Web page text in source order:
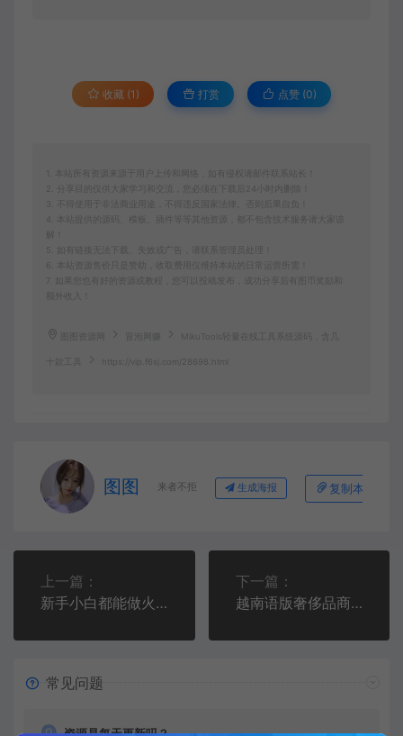
收藏 (1) 打赏 点赞 (0)
1. 本站所有资源来源于用户上传和网络，如有侵权请邮件联系站长！
2. 分享目的仅供大家学习和交流，您必须在下载后24小时内删除！
3. 不得使用于非法商业用途，不得违反国家法律。否则后果自负！
4. 本站提供的源码、模板、插件等等其他资源，都不包含技术服务请大家谅
5. 如有链接无法下载、失效或广告，请联系管理员处理！
6. 本站资源售价只是赞助，收取费用仅维持本站的日常运营所需！
7. 如果您也有好的资源或教程，您可以投稿发布，成功分享后有图币奖励和
额外收入！
图图资源网 冒泡网赚 MikuTools轻量在线工具系统源码，含几
https://vip.f6sj.com/28698.html
图图 来者不拒 生成海报 复制本文链接
上一篇：
新手小白都能做火的，3大小红书赛道，精准定位事半功倍！
下一篇：
越南语版奢侈品商城系统源码/积分商城系统源码带拼团秒杀回收/可二开【源码+教程】
常见问题
资源是每天更新吗？